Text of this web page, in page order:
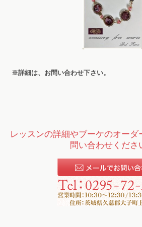
※詳細は、お問い合わせ下さい。
レッスンの詳細やブーケのオーダ
問い合わせくださ